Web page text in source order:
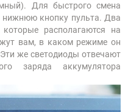
Для быстрого смена
кнопку пульта. Два
располагаются на
вам, в каком режиме он
же светодиоды отвечают
заряда аккумулятора